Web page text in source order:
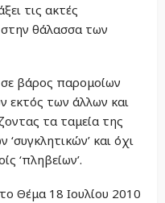
τις ακτές
θάλασσα των
βάρος παρομοίων
εκτός των άλλων και
τα ταμεία της
και όχι
‘πληβείων’.
Θέμα 18 Ιουλίου 2010